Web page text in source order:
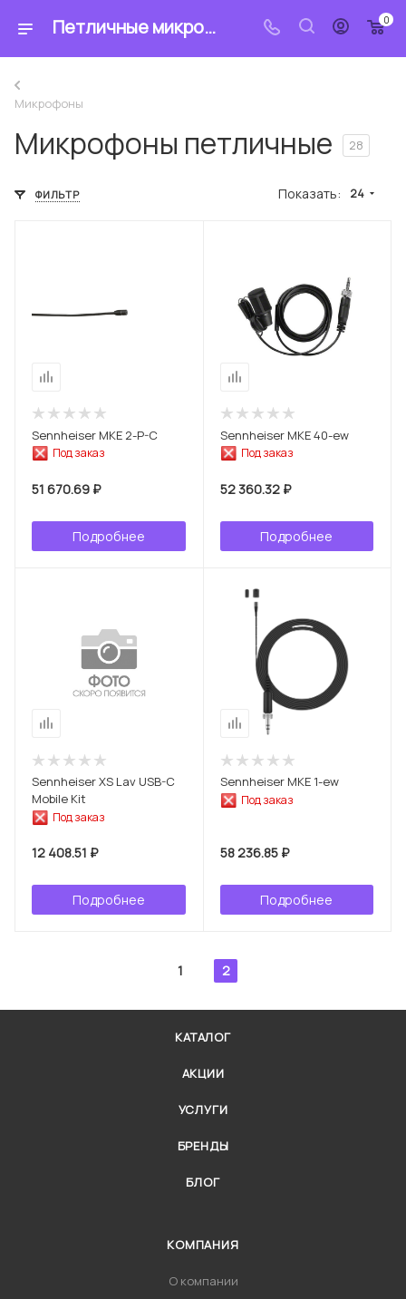
Петличные микрофоны — купить в интернет-магазине «Sennheiser» 0
Микрофоны
Микрофоны петличные 28
ФИЛЬТР Показать: 24
Sennheiser MKE 2-P-C
Под заказ
51 670.69 ₽
Подробнее
Sennheiser MKE 40-ew
Под заказ
52 360.32 ₽
Подробнее
Sennheiser XS Lav USB-C
Mobile Kit
Под заказ
12 408.51 ₽
Подробнее
Sennheiser MKE 1-ew
Под заказ
58 236.85 ₽
Подробнее
1 2
КАТАЛОГ
АКЦИИ
УСЛУГИ
БРЕНДЫ
БЛОГ
КОМПАНИЯ
О компании